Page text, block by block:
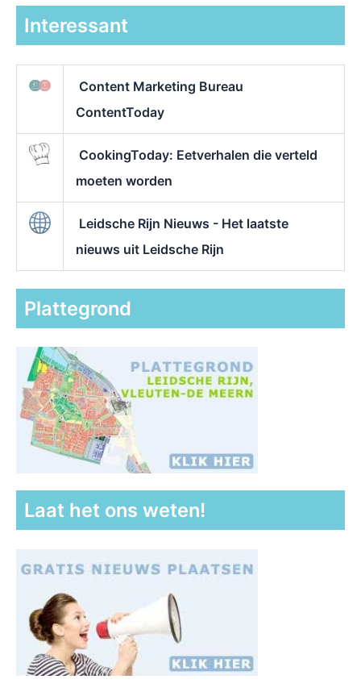
Interessant
Content Marketing Bureau
ContentToday
CookingToday: Eetverhalen die verteld
moeten worden
Leidsche Rijn Nieuws - Het laatste
nieuws uit Leidsche Rijn
Plattegrond
Laat het ons weten!